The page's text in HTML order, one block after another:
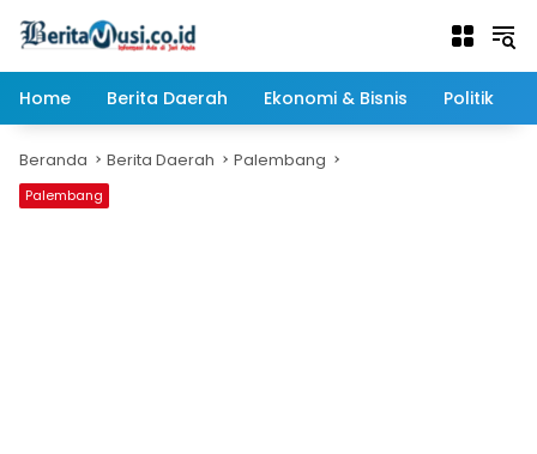
Home
Berita Daerah Ekonomi & Bisnis Politik
Beranda Berita Daerah Palembang
Palembang